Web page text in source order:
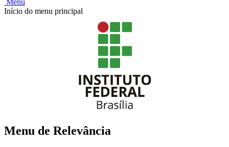
Menu
Início do menu principal
Menu de Relevância